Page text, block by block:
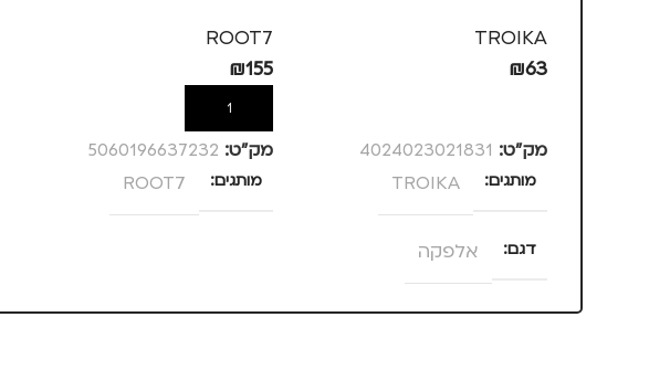
TROIKA
₪63
מק”ט: 4024023021831
מותגים TROIKA
דגם אלפקה
ROOT7
₪155
הוספה לסל
מק”ט: 5060196637232
מותגים ROOT7